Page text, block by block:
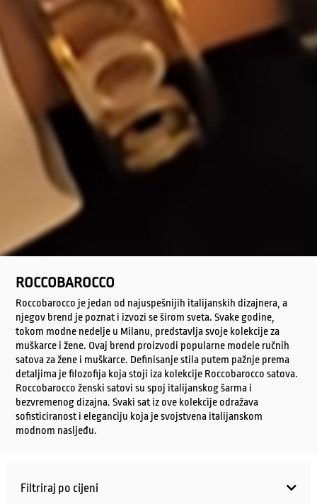
ROCCOBAROCCO
Roccobarocco je jedan od najuspešnijih italijanskih dizajnera, a
njegov brend je poznat i izvozi se širom sveta. Svake godine,
tokom modne nedelje u Milanu, predstavlja svoje kolekcije za
muškarce i žene. Ovaj brend proizvodi popularne modele ručnih
satova za žene i muškarce. Definisanje stila putem pažnje prema
detaljima je filozofija koja stoji iza kolekcije Roccobarocco satova.
Roccobarocco ženski satovi su spoj italijanskog šarma i
bezvremenog dizajna. Svaki sat iz ove kolekcije odražava
sofisticiranost i eleganciju koja je svojstvena italijanskom
modnom nasljeđu.
Filtriraj po cijeni